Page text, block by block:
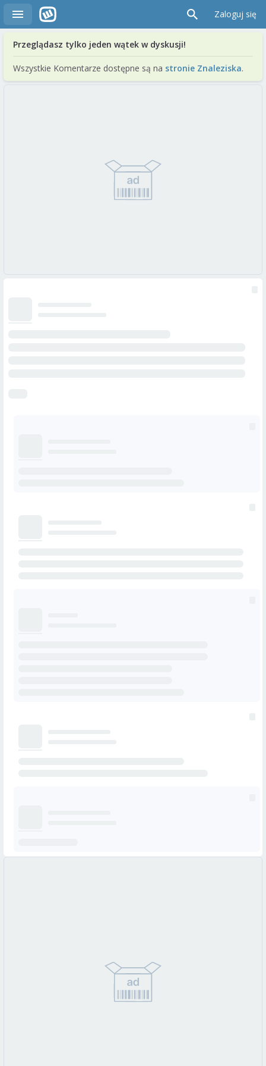
Zaloguj się
Przeglądasz tylko jeden wątek w dyskusji!
Wszystkie Komentarze dostępne są na stronie Znaleziska.